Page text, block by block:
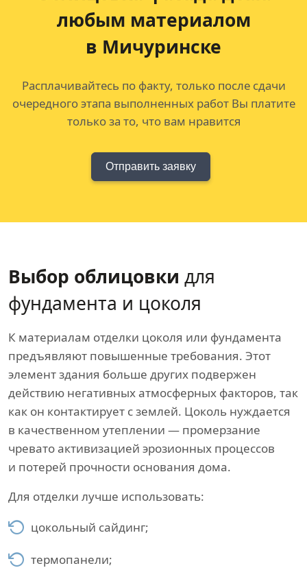
любым материалом
в Мичуринске
Расплачивайтесь по факту, только после сдачи
очередного этапа выполненных работ Вы платите
только за то, что вам нравится
Отправить заявку
Выбор облицовки для
фундамента и цоколя
К материалам отделки цоколя или фундамента
предъявляют повышенные требования. Этот
элемент здания больше других подвержен
действию негативных атмосферных факторов, так
как он контактирует с землей. Цоколь нуждается
в качественном утеплении — промерзание
чревато активизацией эрозионных процессов
и потерей прочности основания дома.
Для отделки лучше использовать:
цокольный сайдинг;
термопанели;